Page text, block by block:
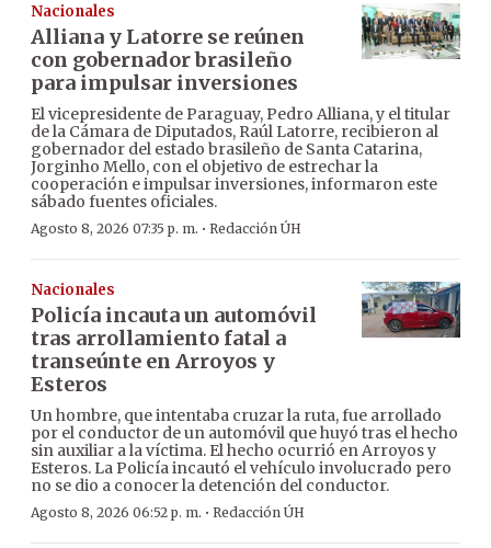
Nacionales
Alliana y Latorre se reúnen
con gobernador brasileño
para impulsar inversiones
El vicepresidente de Paraguay, Pedro Alliana, y el titular
de la Cámara de Diputados, Raúl Latorre, recibieron al
gobernador del estado brasileño de Santa Catarina,
Jorginho Mello, con el objetivo de estrechar la
cooperación e impulsar inversiones, informaron este
sábado fuentes oficiales.
Agosto 8, 2026 07:35 p. m. · Redacción ÚH
Nacionales
Policía incauta un automóvil
tras arrollamiento fatal a
transeúnte en Arroyos y
Esteros
Un hombre, que intentaba cruzar la ruta, fue arrollado
por el conductor de un automóvil que huyó tras el hecho
sin auxiliar a la víctima. El hecho ocurrió en Arroyos y
Esteros. La Policía incautó el vehículo involucrado pero
no se dio a conocer la detención del conductor.
Agosto 8, 2026 06:52 p. m. · Redacción ÚH